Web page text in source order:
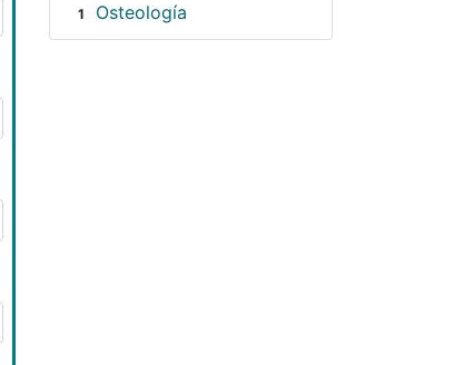
1 Osteología